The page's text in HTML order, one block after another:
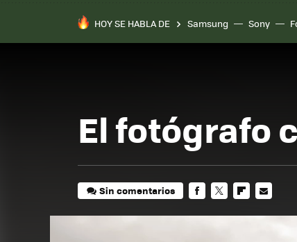
HOY SE HABLA DE Samsung Sony
El fotógrafo
Sin comentarios